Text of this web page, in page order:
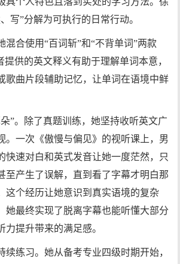
写”分解为可执行的日常行动。
混合使用“百词斩”和“不背单词”两款
提供的英文释义有助于理解单词本意，
歌曲片段辅助记忆，让单词在语境中鲜
”。除了真题训练，她坚持收听英文广
。一次《傲慢与偏见》的视听课上，男
快速对白和英式发音让她一度茫然，只
至产生了误解，直到看了字幕才明白那
这个经历让她意识到真实语境的复杂
她最终实现了脱离字幕也能听懂大部分
力提升带来的满足感。
续练习。她从备考专业四级时期开始，